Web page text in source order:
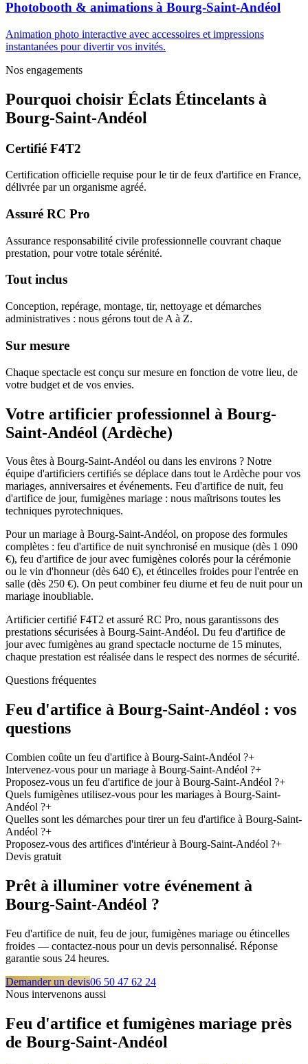
Photobooth & animations à Bourg-Saint-Andéol
Animation photo interactive avec accessoires et impressions
instantanées pour divertir vos invités.
Nos engagements
Pourquoi choisir Éclats Étincelants à
Bourg-Saint-Andéol
Certifié F4T2
Certification officielle requise pour le tir de feux d'artifice en France,
délivrée par un organisme agréé.
Assuré RC Pro
Assurance responsabilité civile professionnelle couvrant chaque
prestation, pour votre totale sérénité.
Tout inclus
Conception, repérage, montage, tir, nettoyage et démarches
administratives : nous gérons tout de A à Z.
Sur mesure
Chaque spectacle est conçu sur mesure en fonction de votre lieu, de
votre budget et de vos envies.
Votre artificier professionnel à Bourg-
Saint-Andéol (Ardèche)
Vous êtes à Bourg-Saint-Andéol ou dans les environs ? Notre
équipe d'artificiers certifiés se déplace dans tout le Ardèche pour vos
mariages, anniversaires et événements. Feu d'artifice de nuit, feu
d'artifice de jour, fumigènes mariage : nous maîtrisons toutes les
techniques pyrotechniques.
Pour un mariage à Bourg-Saint-Andéol, on propose des formules
complètes : feu d'artifice de nuit synchronisé en musique (dès 1 090
€), feu d'artifice de jour avec fumigènes colorés pour la cérémonie
ou le vin d'honneur (dès 640 €), et étincelles froides pour l'entrée en
salle (dès 250 €). On peut combiner feu diurne et feu de nuit pour un
mariage inoubliable.
Artificier certifié F4T2 et assuré RC Pro, nous garantissons des
prestations sécurisées à Bourg-Saint-Andéol. Du feu d'artifice de
jour avec fumigènes au grand spectacle nocturne de 15 minutes,
chaque prestation est réalisée dans le respect des normes de sécurité.
Questions fréquentes
Feu d'artifice à Bourg-Saint-Andéol : vos
questions
Combien coûte un feu d'artifice à Bourg-Saint-Andéol ?+
Intervenez-vous pour un mariage à Bourg-Saint-Andéol ?+
Proposez-vous un feu d'artifice de jour à Bourg-Saint-Andéol ?+
Quels fumigènes utilisez-vous pour les mariages à Bourg-Saint-
Andéol ?+
Quelles sont les démarches pour tirer un feu d'artifice à Bourg-Saint-
Andéol ?+
Proposez-vous des artifices d'intérieur à Bourg-Saint-Andéol ?+
Devis gratuit
Prêt à illuminer votre événement à
Bourg-Saint-Andéol ?
Feu d'artifice de nuit, feu de jour, fumigènes mariage ou étincelles
froides — contactez-nous pour un devis personnalisé. Réponse
garantie sous 24 heures.
Demander un devis06 50 47 62 24
Nous intervenons aussi
Feu d'artifice et fumigènes mariage près
de Bourg-Saint-Andéol